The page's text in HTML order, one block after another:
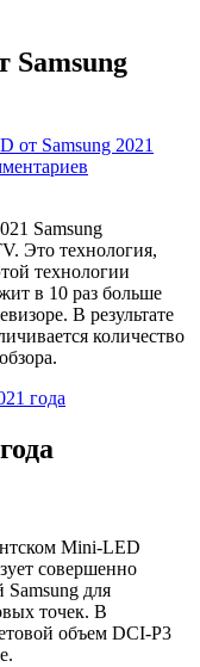
Samsung
от Samsung 2021
Samsung
Это технология,
технологии
в 10 раз больше
В результате
количество
Mini-LED
совершенно
для
точек. В
объем DCI-P3